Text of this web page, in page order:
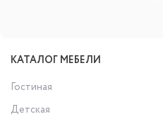
КАТАЛОГ МЕБЕЛИ
Гостиная
Детская